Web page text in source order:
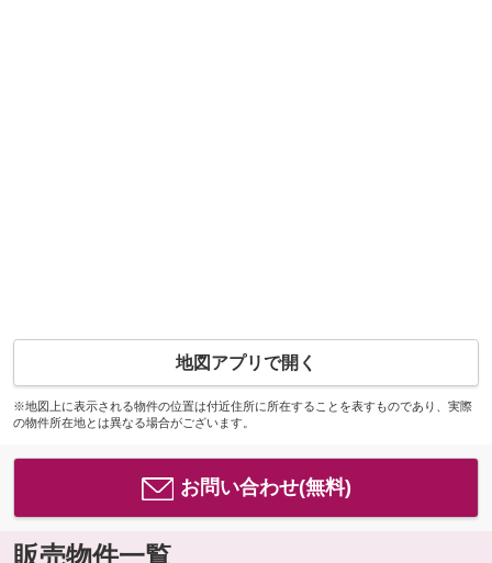
地図アプリで開く
※地図上に表示される物件の位置は付近住所に所在することを表すものであり、実際
の物件所在地とは異なる場合がございます。
お問い合わせ(無料)
販売物件一覧